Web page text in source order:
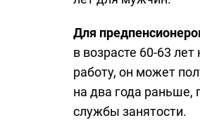
Для
в возрасте 60-63
работу, он может
на два года раньше,
службы занятости.